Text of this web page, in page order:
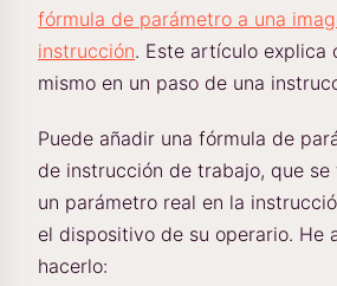
fórmula de parámetro a una
instrucción. Este artículo explica
mismo en un paso de una
Puede añadir una fórmula de
de instrucción de trabajo, que se
un parámetro real en la
el dispositivo de su operario. He
hacerlo: